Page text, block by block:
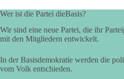
Wer ist die Partei dieBasis?
Wir sind eine neue Partei, die ihr
mit den Mitgliedern entwickelt.
In der Basisdemokratie werden die
vom Volk entschieden.